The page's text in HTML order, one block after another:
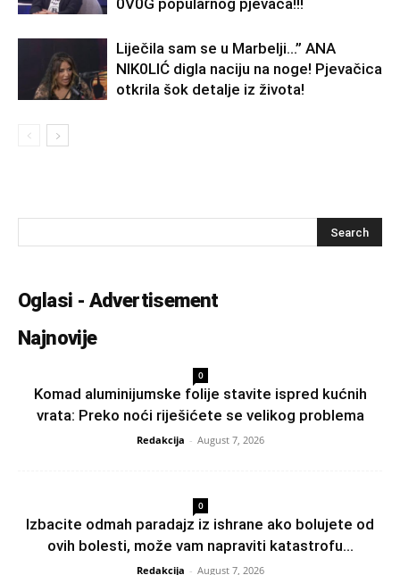
0V0G popularnog pjevača!!!
Liječila sam se u Marbelji…” ANA
NlK0LlĆ digla naciju na noge! Pjevačica
otkrila šok detalje iz života!
Oglasi - Advertisement
Najnovije
0
Komad aluminijumske folije stavite ispred kućnih
vrata: Preko noći riješićete se velikog problema
Redakcija - August 7, 2026
0
Izbacite odmah paradajz iz ishrane ako bolujete od
ovih bolesti, može vam napraviti katastrofu...
Redakcija - August 7, 2026